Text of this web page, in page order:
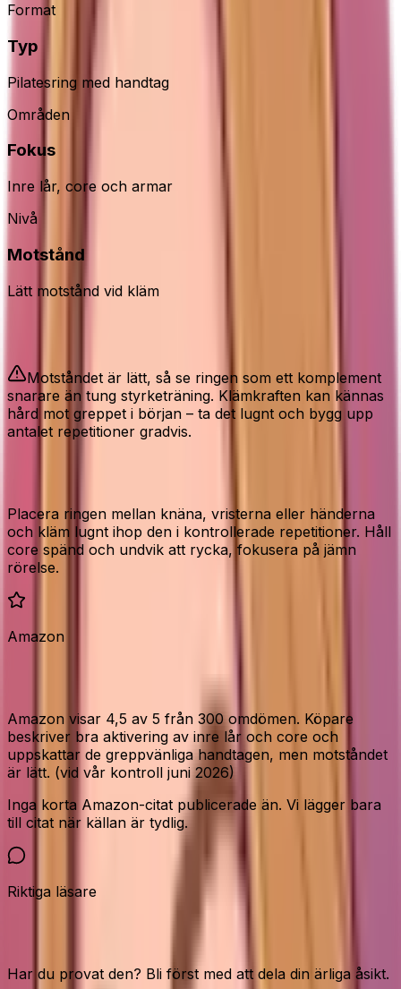
Format
Typ
Pilatesring med handtag
Områden
Fokus
Inre lår, core och armar
Nivå
Motstånd
Lätt motstånd vid kläm
Motståndet är lätt, så se ringen som ett komplement
snarare än tung styrketräning. Klämkraften kan kännas
hård mot greppet i början – ta det lugnt och bygg upp
antalet repetitioner gradvis.
Placera ringen mellan knäna, vristerna eller händerna
och kläm lugnt ihop den i kontrollerade repetitioner. Håll
core spänd och undvik att rycka, fokusera på jämn
rörelse.
Amazon
Vad Amazon-köparna säger
Amazon visar 4,5 av 5 från 300 omdömen. Köpare
beskriver bra aktivering av inre lår och core och
uppskattar de greppvänliga handtagen, men motståndet
är lätt. (vid vår kontroll juni 2026)
Inga korta Amazon-citat publicerade än. Vi lägger bara
till citat när källan är tydlig.
Riktiga läsare
Har du provat den? Bli först med att dela din ärliga åsikt.